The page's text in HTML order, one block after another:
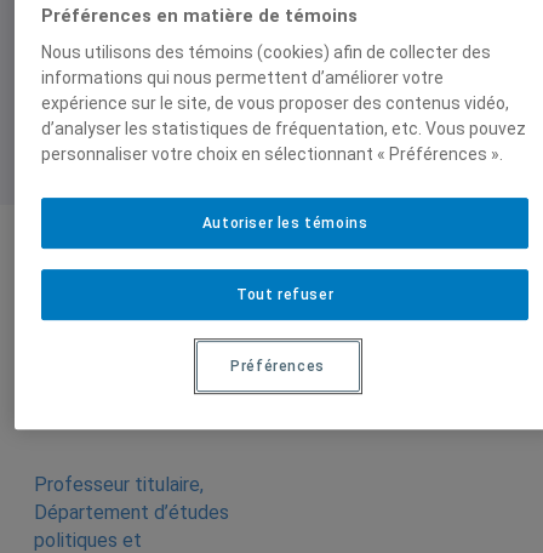
Auteurs-trices
Gilbert
Gagné,
Professeur titulaire,
Département d’études
politiques et
Préférences en matière de témoins
Nous utilisons des témoins (cookies) afin de collecter des
informations qui nous permettent d’améliorer votre
expérience sur le site, de vous proposer des contenus vidéo,
d’analyser les statistiques de fréquentation, etc. Vous pouvez
personnaliser votre choix en sélectionnant « Préférences ».
Tout refuser
Autoriser les témoins
Préférences